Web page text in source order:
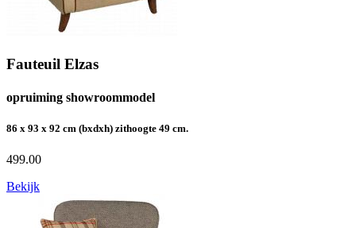
Fauteuil Elzas
opruiming showroommodel
86 x 93 x 92 cm (bxdxh) zithoogte 49 cm.
499.00
Bekijk